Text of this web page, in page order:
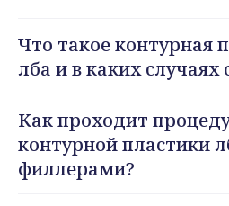
Что такое контурная
лба и в каких случаях
Как проходит
контурной пластики
филлерами?